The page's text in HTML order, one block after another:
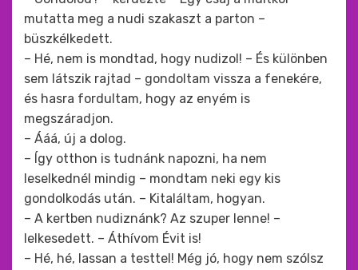
mutatta meg a nudi szakaszt a parton –
büszkélkedett.
– Hé, nem is mondtad, hogy nudizol! – És különben
sem látszik rajtad – gondoltam vissza a fenekére,
és hasra fordultam, hogy az enyém is
megszáradjon.
– Ááá, új a dolog.
– Így otthon is tudnánk napozni, ha nem
leselkednél mindig – mondtam neki egy kis
gondolkodás után. – Kitaláltam, hogyan.
– A kertben nudiznánk? Az szuper lenne! –
lelkesedett. – Áthívom Évit is!
– Hé, hé, lassan a testtel! Még jó, hogy nem szólsz